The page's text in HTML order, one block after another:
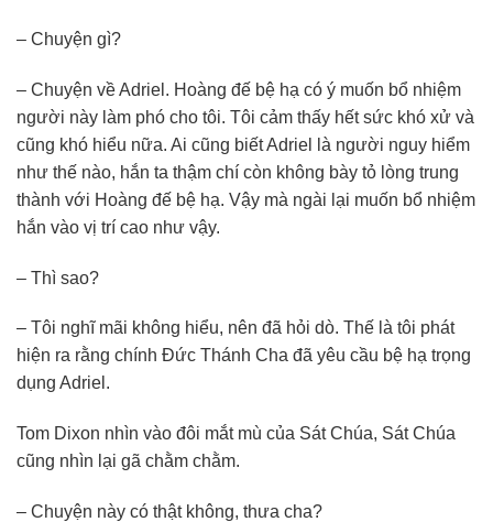
– Chuyện gì?
– Chuyện về Adriel. Hoàng đế bệ hạ có ý muốn bổ nhiệm
người này làm phó cho tôi. Tôi cảm thấy hết sức khó xử và
cũng khó hiểu nữa. Ai cũng biết Adriel là người nguy hiểm
như thế nào, hắn ta thậm chí còn không bày tỏ lòng trung
thành với Hoàng đế bệ hạ. Vậy mà ngài lại muốn bổ nhiệm
hắn vào vị trí cao như vậy.
– Thì sao?
– Tôi nghĩ mãi không hiểu, nên đã hỏi dò. Thế là tôi phát
hiện ra rằng chính Đức Thánh Cha đã yêu cầu bệ hạ trọng
dụng Adriel.
Tom Dixon nhìn vào đôi mắt mù của Sát Chúa, Sát Chúa
cũng nhìn lại gã chằm chằm.
– Chuyện này có thật không, thưa cha?